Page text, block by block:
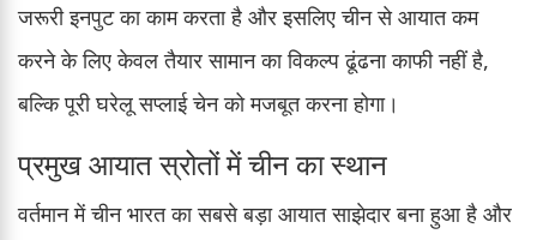
जरूरी इनपुट का काम करता है और इसलिए चीन से आयात कम
करने के लिए केवल तैयार सामान का विकल्प ढूंढना काफी नहीं है,
बल्कि पूरी घरेलू सप्लाई चेन को मजबूत करना होगा।
प्रमुख आयात स्रोतों में चीन का स्थान
वर्तमान में चीन भारत का सबसे बड़ा आयात साझेदार बना हुआ है और